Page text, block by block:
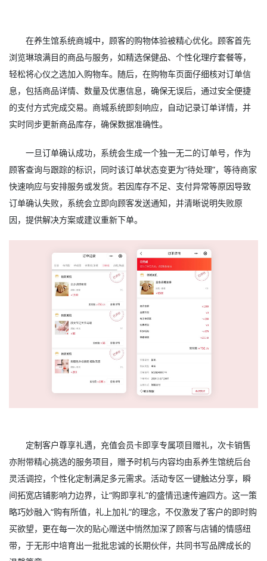
在养生馆系统商城中，顾客的购物体验被精心优化。顾客首先
浏览琳琅满目的商品与服务，如精选保健品、个性化理疗套餐等，
轻松将心仪之选加入购物车。随后，在购物车页面仔细核对订单信
息，包括商品详情、数量及优惠信息，确保无误后，通过安全便捷
的支付方式完成交易。商城系统即刻响应，自动记录订单详情，并
实时同步更新商品库存，确保数据准确性。
一旦订单确认成功，系统会生成一个独一无二的订单号，作为
顾客查询与跟踪的标识，同时该订单状态变更为“待处理”，等待商家
快速响应与安排服务或发货。若因库存不足、支付异常等原因导致
订单确认失败，系统会立即向顾客发送通知，并清晰说明失败原
因，提供解决方案或建议重新下单。
定制客户尊享礼遇，充值会员卡即享专属项目赠礼，次卡销售
亦附带精心挑选的服务项目，赠予时机与内容均由系养生馆统后台
灵活调控，个性化定制满足多元需求。活动专区一键触达分享，瞬
间拓宽店铺影响力边界，让“购即享礼”的盛情迅速传遍四方。这一策
略巧妙融入“购有所值，礼上加礼”的理念，不仅激发了客户的即时购
买欲望，更在每一次的贴心赠送中悄然加深了顾客与店铺的情感纽
带，于无形中培育出一批批忠诚的长期伙伴，共同书写品牌成长的